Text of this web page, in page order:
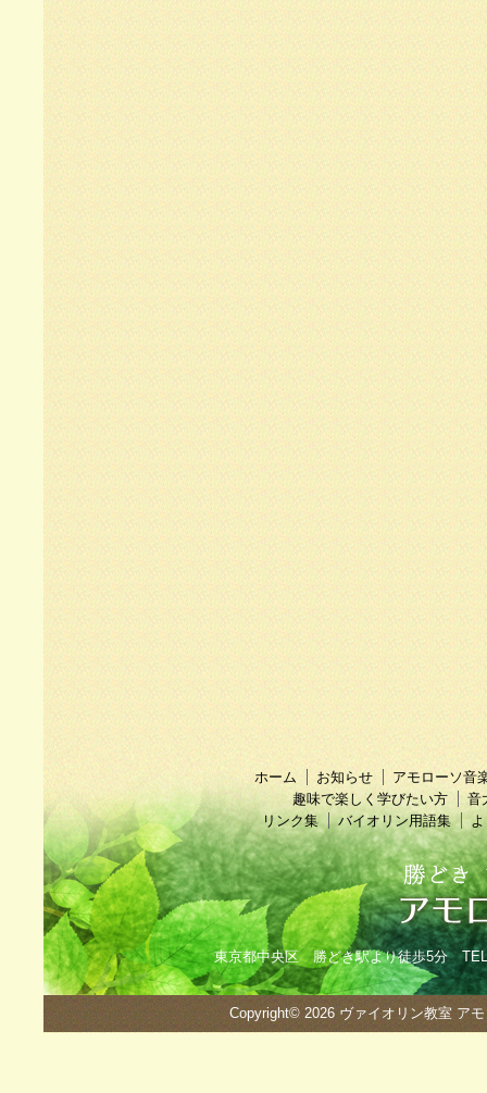
ホーム お知らせ
アモローソ音
趣味で楽しく学びたい方
音
リンク集
バイオリン用語集
東京都中央区 勝どき駅より徒歩5分
Copyright© 2026 ヴァイオリン教室 ア